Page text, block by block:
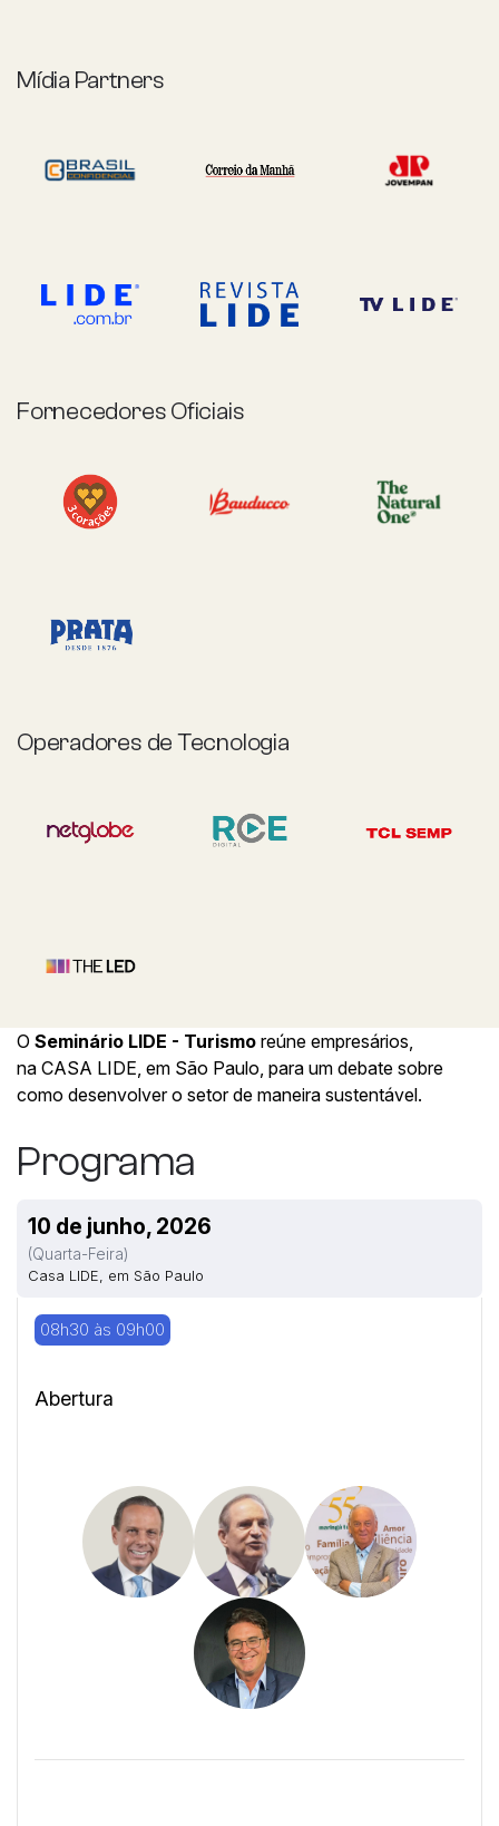
Mídia Partners
Fornecedores Oficiais
Operadores de Tecnologia
O Seminário LIDE - Turismo reúne empresários,
na CASA LIDE, em São Paulo, para um debate sobre
como desenvolver o setor de maneira sustentável.
Programa
10 de junho, 2026
(quarta-Feira)
Casa LIDE, em São Paulo
08h30 às 09h00
Abertura